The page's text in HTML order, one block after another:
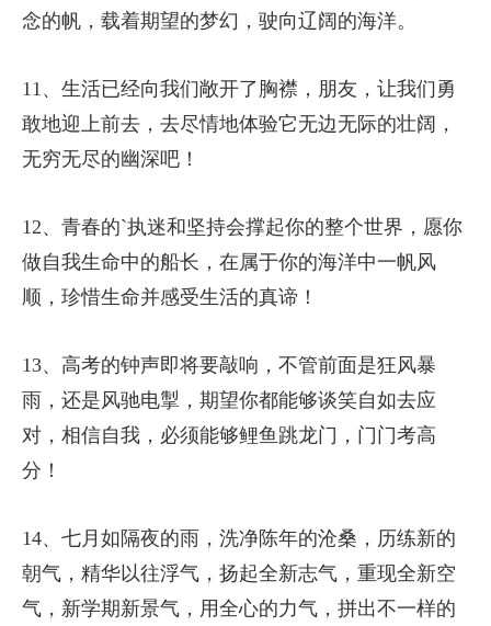
念的帆，载着期望的梦幻，驶向辽阔的海洋。
11、生活已经向我们敞开了胸襟，朋友，让我们勇
敢地迎上前去，去尽情地体验它无边无际的壮阔，
无穷无尽的幽深吧！
12、青春的`执迷和坚持会撑起你的整个世界，愿你
做自我生命中的船长，在属于你的海洋中一帆风
顺，珍惜生命并感受生活的真谛！
13、高考的钟声即将要敲响，不管前面是狂风暴
雨，还是风驰电掣，期望你都能够谈笑自如去应
对，相信自我，必须能够鲤鱼跳龙门，门门考高
分！
14、七月如隔夜的雨，洗净陈年的沧桑，历练新的
朝气，精华以往浮气，扬起全新志气，重现全新空
气，新学期新景气，用全心的力气，拼出不一样的